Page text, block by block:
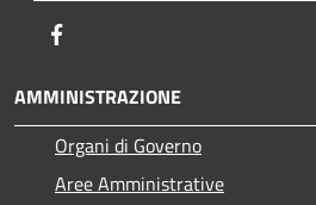
AMMINISTRAZIONE
Organi di Governo
Aree Amministrative